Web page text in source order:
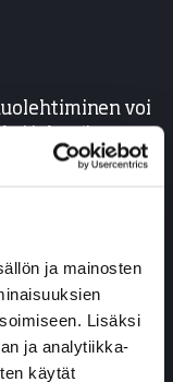
ja mainosten
Lisäksi
ja analytiikka-
käytät
voi
palautuminen
kävele,
kannalta